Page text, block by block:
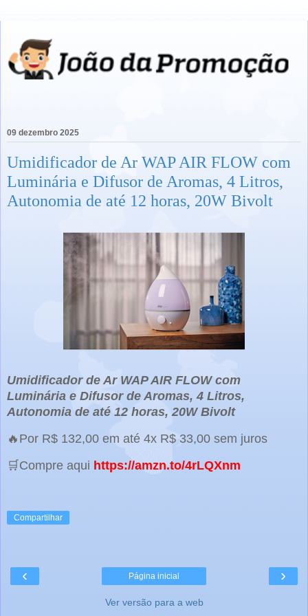
09 dezembro 2025
Umidificador de Ar WAP AIR FLOW com
Luminária e Difusor de Aromas, 4 Litros,
Autonomia de até 12 horas, 20W Bivolt
Umidificador de Ar WAP AIR FLOW com
Luminária e Difusor de Aromas, 4 Litros,
Autonomia de até 12 horas, 20W Bivolt
🔥Por R$ 132,00 em até 4x R$ 33,00 sem juros
🛒Compre aqui https://amzn.to/4rLQXnm
Compartilhar
‹ ›
Página inicial
Ver versão para a web